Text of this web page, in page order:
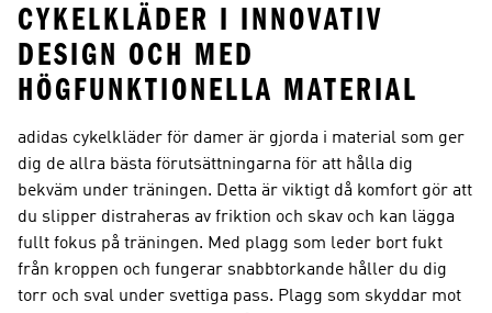
CYKELKLÄDER I INNOVATIV
DESIGN OCH MED
HÖGFUNKTIONELLA MATERIAL
adidas cykelkläder för damer är gjorda i material som ger
dig de allra bästa förutsättningarna för att hålla dig
bekväm under träningen. Detta är viktigt då komfort gör att
du slipper distraheras av friktion och skav och kan lägga
fullt fokus på träningen. Med plagg som leder bort fukt
från kroppen och fungerar snabbtorkande håller du dig
torr och sval under svettiga pass. Plagg som skyddar mot